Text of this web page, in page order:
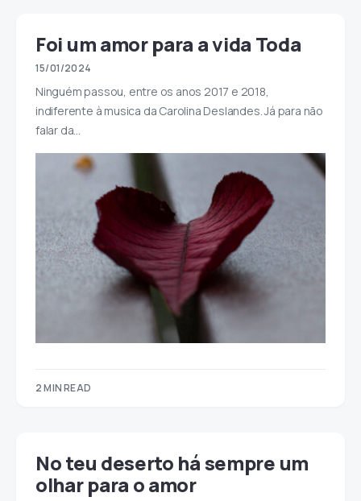
Foi um amor para a vida Toda
15/01/2024
Ninguém passou, entre os anos 2017 e 2018,
indiferente à musica da Carolina Deslandes. Já para não
falar da…
2 MIN READ
No teu deserto há sempre um
olhar para o amor